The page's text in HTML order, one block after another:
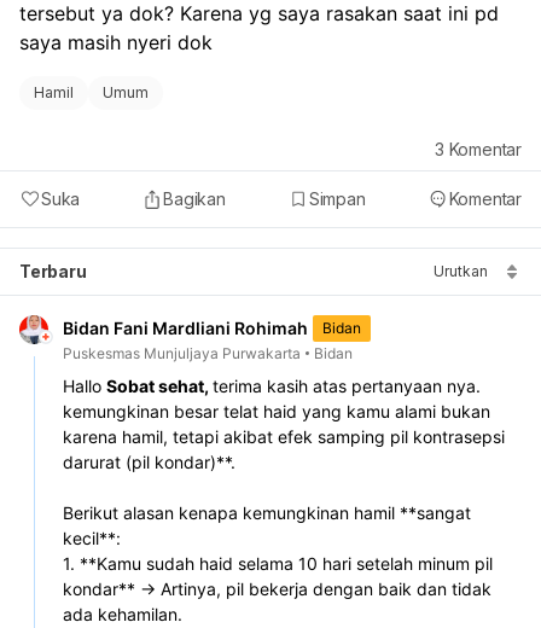
tersebut ya dok? Karena yg saya rasakan saat ini pd
saya masih nyeri dok
Hamil Umum
Suka Bagikan Simpan Komentar
3 Komentar
Terbaru Urutkan
Bidan Fani Mardliani Rohimah
Bidan
Puskesmas Munjuljaya Purwakarta
Bidan
Hallo Sobat sehat, terima kasih atas pertanyaan nya.
kemungkinan besar telat haid yang kamu alami bukan
karena hamil, tetapi akibat efek samping pil kontrasepsi
darurat (pil kondar)**.
Berikut alasan kenapa kemungkinan hamil **sangat
kecil**:
1. **Kamu sudah haid selama 10 hari setelah minum pil
kondar** → Artinya, pil bekerja dengan baik dan tidak
ada kehamilan.